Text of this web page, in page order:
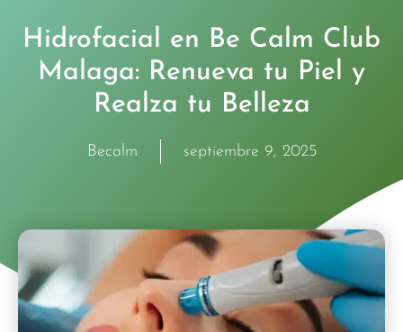
Hidrofacial en Be Calm Club
Malaga: Renueva tu Piel y
Realza tu Belleza
Becalm septiembre 9, 2025